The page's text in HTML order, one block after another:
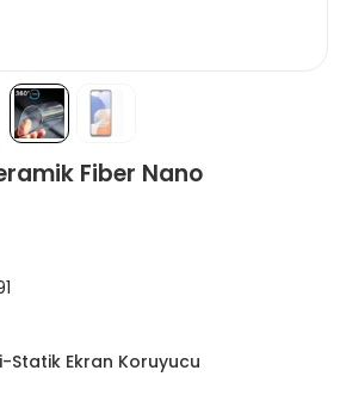
Fiber Nano
Statik Ekran Koruyucu